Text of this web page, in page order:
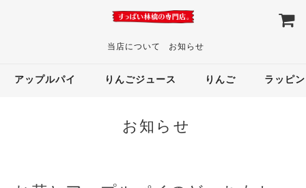
当店について お知らせ
アップルパイ りんごジュース りんご ラッピ
お知らせ